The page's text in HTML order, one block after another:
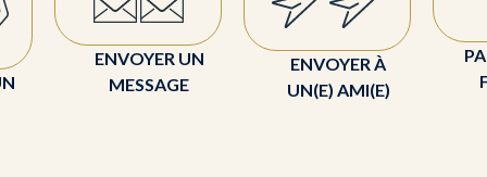
ENVOYER UN
MESSAGE
ENVOYER À
UN(E) AMI(E)